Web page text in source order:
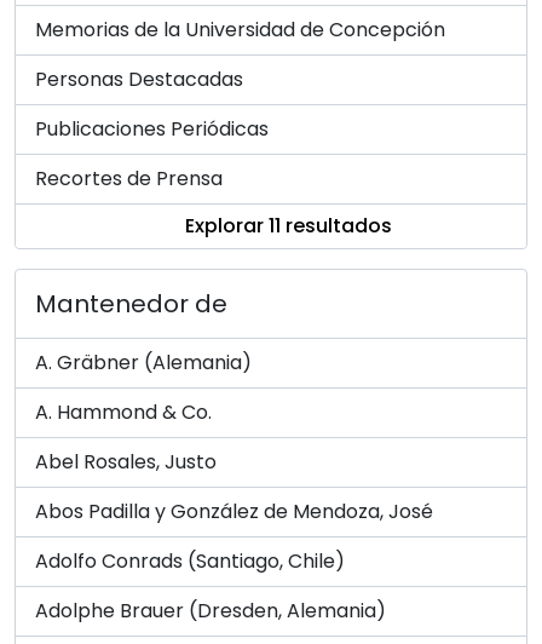
Memorias de la Universidad de Concepción
Personas Destacadas
Publicaciones Periódicas
Recortes de Prensa
Explorar 11 resultados
Mantenedor de
A. Gräbner (Alemania)
A. Hammond & Co.
Abel Rosales, Justo
Abos Padilla y González de Mendoza, José
Adolfo Conrads (Santiago, Chile)
Adolphe Brauer (Dresden, Alemania)